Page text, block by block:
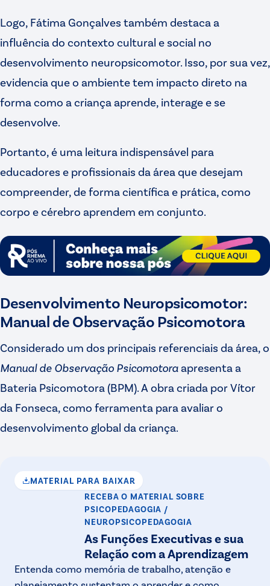
Logo, Fátima Gonçalves também destaca a
influência do contexto cultural e social no
desenvolvimento neuropsicomotor. Isso, por sua vez,
evidencia que o ambiente tem impacto direto na
forma como a criança aprende, interage e se
desenvolve.
Portanto, é uma leitura indispensável para
educadores e profissionais da área que desejam
compreender, de forma científica e prática, como
corpo e cérebro aprendem em conjunto.
Desenvolvimento Neuropsicomotor:
Manual de Observação Psicomotora
Considerado um dos principais referenciais da área, o
Manual de Observação Psicomotoraapresenta a
Bateria Psicomotora (BPM). A obra criada por Vítor
da Fonseca, como ferramenta para avaliar o
desenvolvimento global da criança.
MATERIAL PARA BAIXAR
RECEBA O MATERIALSOBRE
PSICOPEDAGOGIA /
NEUROPSICOPEDAGOGIA
As Funções Executivas e sua
Relação com a Aprendizagem
Entenda como memória de trabalho, atenção e